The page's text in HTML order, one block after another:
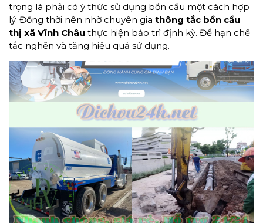
trọng là phải có ý thức sử dụng bồn cầu một cách hợp
lý. Đồng thời nên nhờ chuyên gia thông tắc bồn cầu
thị xã Vĩnh Châu thực hiện bảo trì định kỳ. Để hạn chế
tắc nghẽn và tăng hiệu quả sử dụng.